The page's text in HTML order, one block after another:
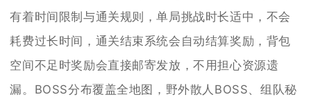
有着时间限制与通关规则，单局挑战时长适中，不会
耗费过长时间，通关结束系统会自动结算奖励，背包
空间不足时奖励会直接邮寄发放，不用担心资源遗
漏。BOSS分布覆盖全地图，野外散人BOSS、组队秘